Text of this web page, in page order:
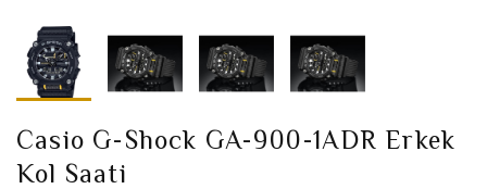
Casio G-Shock GA-900-1ADR Erkek
Kol Saati